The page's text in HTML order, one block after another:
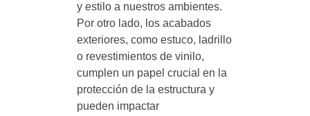
y estilo a nuestros ambientes.
Por otro lado, los acabados
exteriores, como estuco, ladrillo
o revestimientos de vinilo,
cumplen un papel crucial en la
protección de la estructura y
pueden impactar